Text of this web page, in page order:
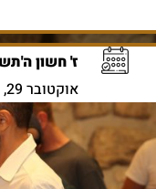
ז' חשון
אוקטובר 29, 2025